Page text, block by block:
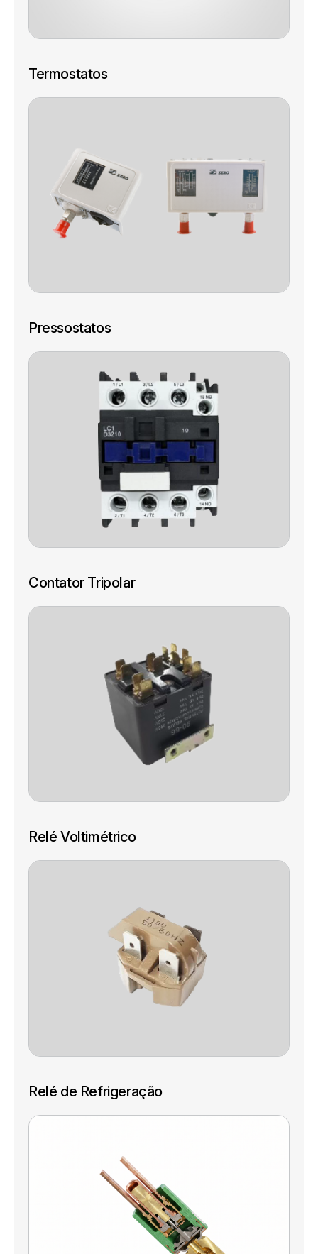
Termostatos
Pressostatos
Contator Tripolar
Relé Voltimétrico
Relé de Refrigeração